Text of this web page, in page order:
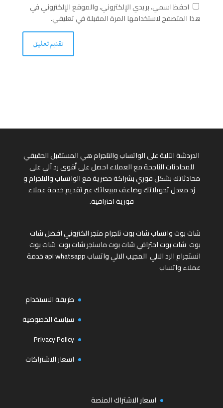
احفظ اسمي، بريدي الإلكتروني، والموقع الإلكتروني في
هذا المتصفح لاستخدامها المرة المقبلة في تعليقي.
الدردشة الآلية على الواتساب والتلجرام هي المستقبل الحقيقي
للمحادثات الناجحة مع العملاء احصل على أقوى رد آلي على
محادثاتك بشكل فوري بشراكة حصرية مع الواتساب والتلجرام و
زد معدل تحويلاتك وضاعف مبيعاتك عبر تقديم خدمة عملاء
فورية احترافية.
شات بوت واتسابشات بوت تلجراممتجر الكترونيافضل شات
بوت شات بوت احترافيشات بوت ماسنجرشات بوت شات بوت
انستجرامالرد الالي المجيب الالي واتسابapi whatsappخدمة
عملاء واتساب
طريقة الاستخدام
سياسة الخصوصية
Privacy Policy
اسعار الاشتراكات
اسعار الاشتراك المنصة